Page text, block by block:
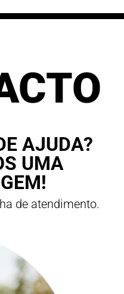
AJUDA?
UMA
de atendimento.